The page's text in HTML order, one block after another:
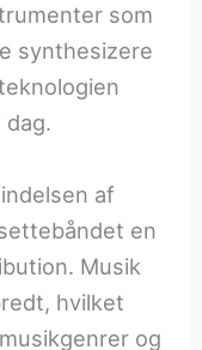
som
synthesizere
af
en
Musik
hvilket
og